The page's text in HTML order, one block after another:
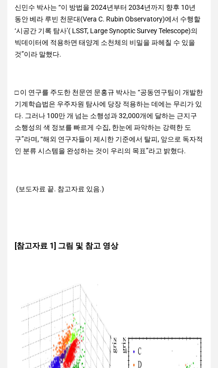
신민수 박사는 “이 방법을 2024년부터 2034년까지 향후 10년
동안 베라 루빈 천문대(Vera C. Rubin Observatory)에서 수행할
‘시공간 기록 탐사’( LSST, Large Synoptic Survey Telescope)의
빅데이터에 적용하면 태양계 소천체의 비밀을 파헤칠 수 있을
것”이라 말했다.
□ 이 연구를 주도한 천문연 문홍규 박사는 “공동연구팀이 개발한
기계학습법은 우주자원 탐사에 당장 적용하는 데에는 무리가 있
다. 그러나 100만 개 넘는 소행성과 32,000개에 달하는 근지구
소행성의 색 정보를 빠르게 수집, 한눈에 파악하는 강력한 도
구”라며, “해외 연구자들이 제시한 기준에서 탈피, 앞으로 독자적
인 분류 시스템을 완성하는 것이 우리의 목표”라고 밝혔다.
(보도자료 끝. 참고자료 있음.)
[참고자료 1] 그림 및 참고 영상